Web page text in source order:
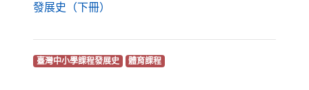
發展史（下冊）
臺灣中小學課程發展史（另開新視窗）
體育課程（另開新視窗）